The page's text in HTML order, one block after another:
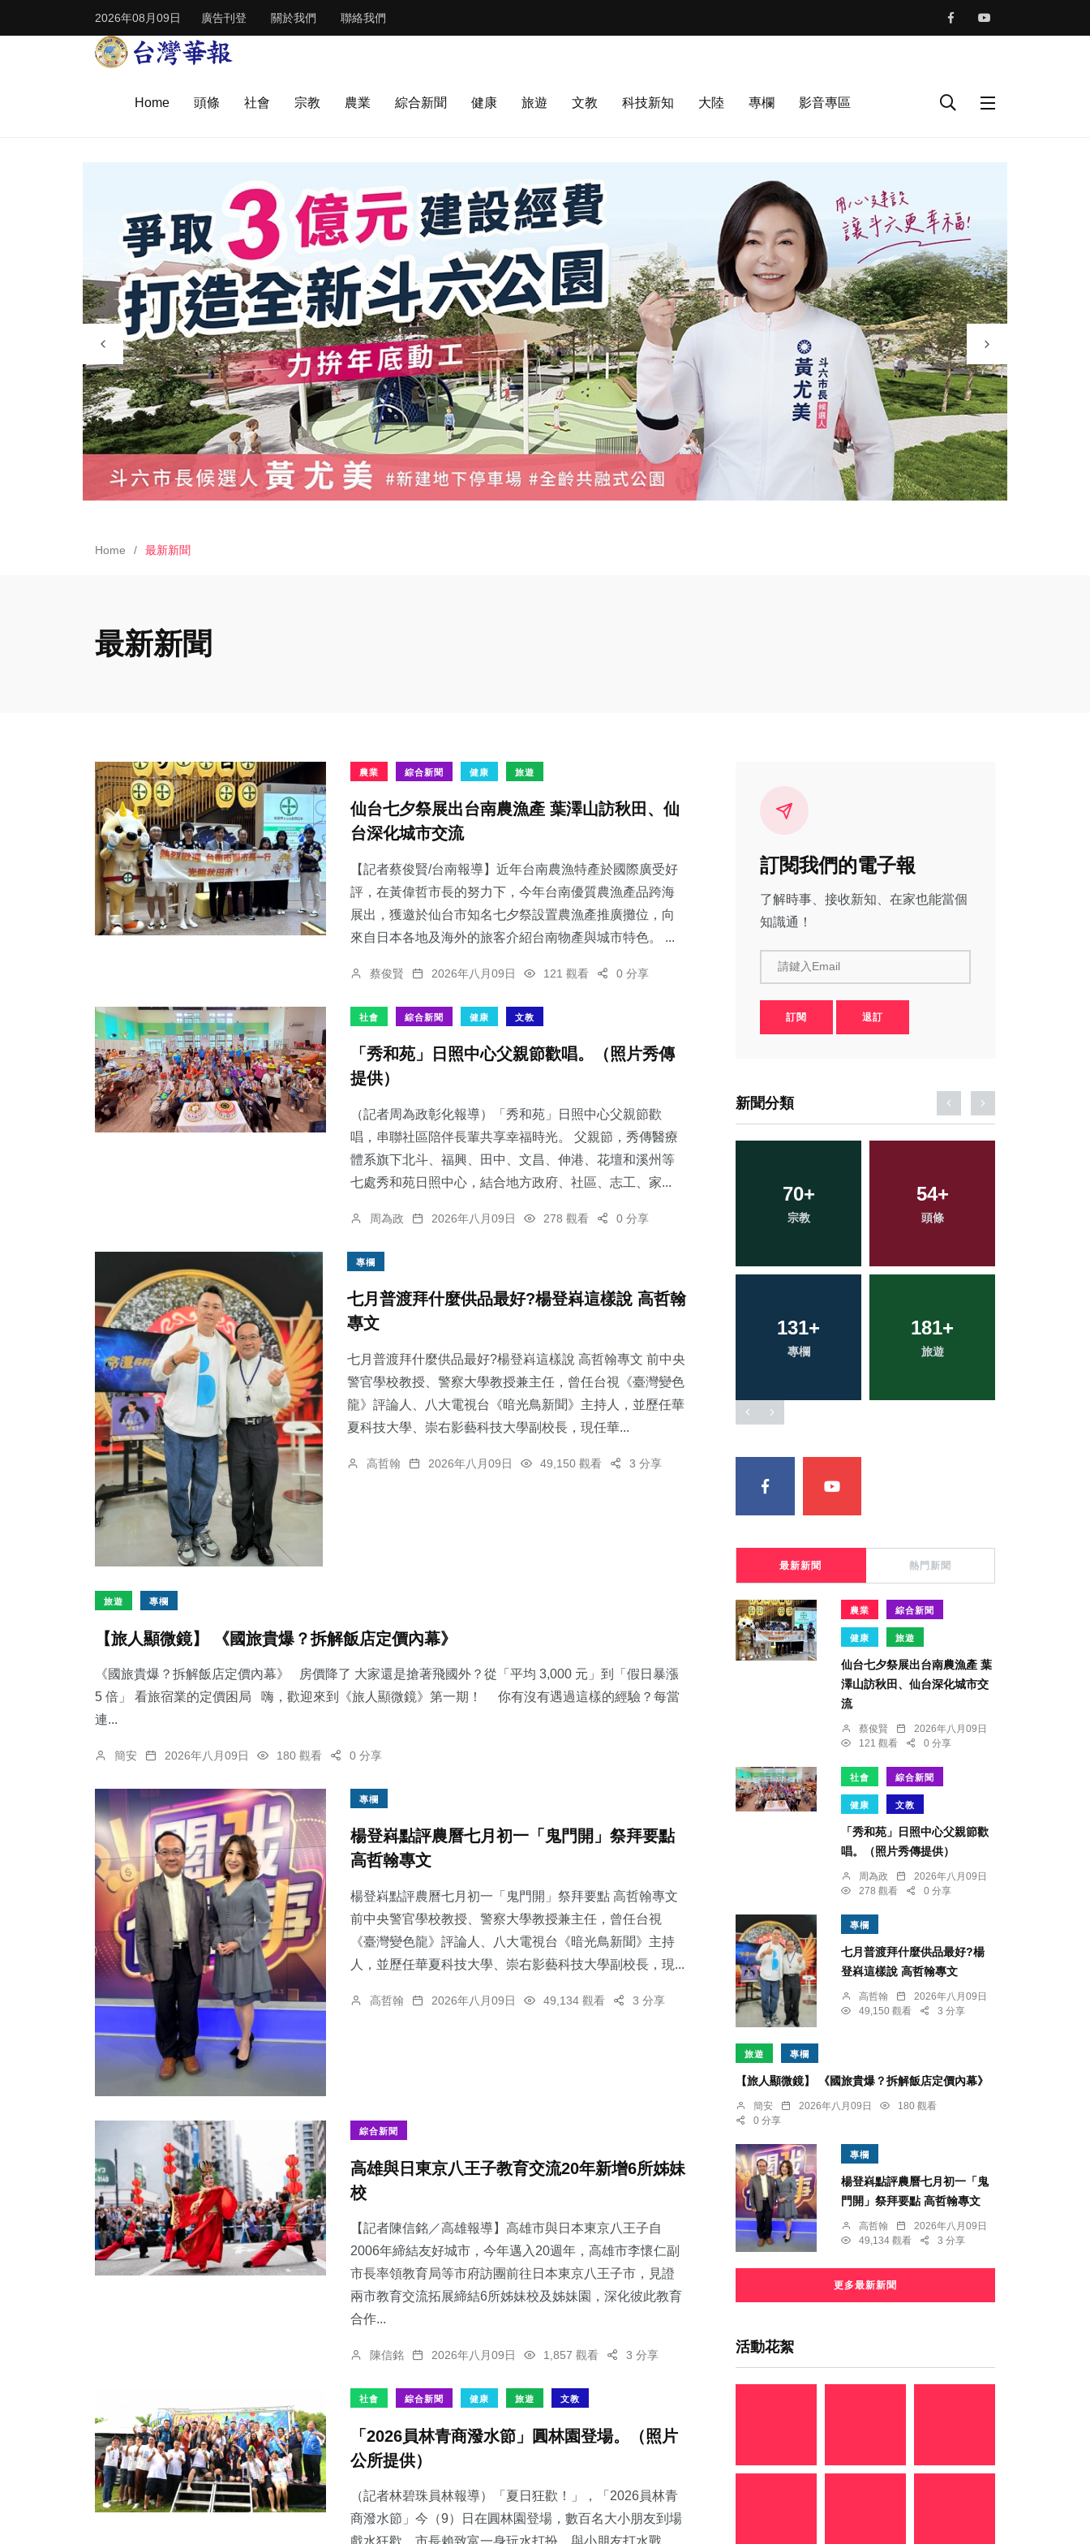
2026年08月09日 廣告刊登 關於我們 聯絡我們
Home 頭條 社會 宗教 農業 綜合新聞 健康 旅遊 文教 科技新知 大陸 專欄 影音專區
Home 最新新聞
最新新聞
農業 綜合新聞 健康 旅遊
仙台七夕祭展出台南農漁產 葉澤山訪秋田、仙
台深化城市交流
【記者蔡俊賢/台南報導】近年台南農漁特產於國際廣受好
評，在黃偉哲市長的努力下，今年台南優質農漁產品跨海
展出，獲邀於仙台市知名七夕祭設置農漁產推廣攤位，向
來自日本各地及海外的旅客介紹台南物產與城市特色。 ...
蔡俊賢 2026年八月09日 121 觀看 0 分享
社會 綜合新聞 健康 文教
「秀和苑」日照中心父親節歡唱。（照片秀傳
提供）
（記者周為政彰化報導）「秀和苑」日照中心父親節歡
唱，串聯社區陪伴長輩共享幸福時光。 父親節，秀傳醫療
體系旗下北斗、福興、田中、文昌、伸港、花壇和溪州等
七處秀和苑日照中心，結合地方政府、社區、志工、家...
周為政 2026年八月09日 278 觀看 0 分享
專欄
七月普渡拜什麼供品最好?楊登嵙這樣說 高哲翰
專文
七月普渡拜什麼供品最好?楊登嵙這樣說 高哲翰專文 前中央
警官學校教授、警察大學教授兼主任，曾任台視《臺灣變色
龍》評論人、八大電視台《暗光鳥新聞》主持人，並歷任華
夏科技大學、崇右影藝科技大學副校長，現任華...
高哲翰 2026年八月09日 49,150 觀看 3 分享
旅遊 專欄
【旅人顯微鏡】 《國旅貴爆？拆解飯店定價內幕》
《國旅貴爆？拆解飯店定價內幕》 房價降了 大家還是搶著飛國外？從「平均 3,000 元」到「假日暴漲
5 倍」 看旅宿業的定價困局 嗨，歡迎來到《旅人顯微鏡》第一期！ 你有沒有遇過這樣的經驗？每當
連...
簡安 2026年八月09日 180 觀看 0 分享
專欄
楊登嵙點評農曆七月初一「鬼門開」祭拜要點
高哲翰專文
楊登嵙點評農曆七月初一「鬼門開」祭拜要點 高哲翰專文
前中央警官學校教授、警察大學教授兼主任，曾任台視
《臺灣變色龍》評論人、八大電視台《暗光鳥新聞》主持
人，並歷任華夏科技大學、崇右影藝科技大學副校長，現...
高哲翰 2026年八月09日 49,134 觀看 3 分享
綜合新聞
高雄與日東京八王子教育交流20年新增6所姊妹
校
【記者陳信銘／高雄報導】高雄市與日本東京八王子自
2006年締結友好城市，今年邁入20週年，高雄市李懷仁副
市長率領教育局等市府訪團前往日本東京八王子市，見證
兩市教育交流拓展締結6所姊妹校及姊妹園，深化彼此教育
合作...
陳信銘 2026年八月09日 1,857 觀看 3 分享
社會 綜合新聞 健康 旅遊 文教
「2026員林青商潑水節」圓林園登場。（照片
公所提供）
（記者林碧珠員林報導）「夏日狂歡！」，「2026員林青
商潑水節」今（9）日在圓林園登場，數百名大小朋友到場
訂閱我們的電子報
了解時事、接收新知、在家也能當個
知識通！
請鍵入Email
訂閱 退訂
新聞分類
235+
健康
78+
農業
259+
文教
70+
宗教
54
專欄 旅遊
36+
科技新知
418+
社會
2+
大陸
235+
健康
最新新聞 熱門新聞
農業 綜合新聞
健康 旅遊
仙台七夕祭展出台南農漁產 葉
澤山訪秋田、仙台深化城市交
流
蔡俊賢
2026年八月09日
121 觀看
0 分享
社會 綜合新聞
健康 文教
「秀和苑」日照中心父親節歡
唱。（照片秀傳提供）
周為政
2026年八月09日
278 觀看
0 分享
專欄
七月普渡拜什麼供品最好?楊
登嵙這樣說 高哲翰專文
高哲翰
2026年八月09日
49,150 觀看
3 分享
旅遊 專欄
【旅人顯微鏡】 《國旅貴爆？拆解飯店定價內幕》
簡安 2026年八月09日
180 觀看
0 分享
專欄
楊登嵙點評農曆七月初一「鬼
門開」祭拜要點 高哲翰專文
高哲翰
2026年八月09日
49,134 觀看
3 分享
更多最新新聞
活動花絮